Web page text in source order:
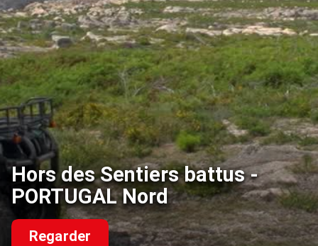
Hors des Sentiers battus -
PORTUGAL Nord
Regarder